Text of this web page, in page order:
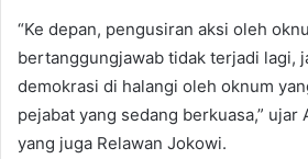
“Ke depan, pengusiran aksi oleh
bertanggungjawab tidak terjadi lagi,
demokrasi di halangi oleh oknum
pejabat yang sedang berkuasa,” ujar
yang juga Relawan Jokowi.